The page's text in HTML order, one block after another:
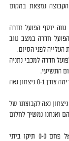
נמצאת במקום
יוסף הפועל חדרה
עדיין הפועל חדרה במצב טוב
לפני הסיום.
חדרה-מכבי נתניה 2-0 הפסד לפועל חדרה למכבי נתניה
התשיעי.
נערים ג מחוז שרון 2 הפועל בית אליעזר-מועדון ספורט קדימה צורן 0-1 ניצחון נאה
הפועל חדרה-מכבי תל אביב 0-2 איזה ניצחון נאה לקבוצתו של
ואנחנו נמשיך לחלום
ילדים א מחוז שומרון הפועל גבעת אולגה-מכבי אום אל פחם 0-0 תיקו ביתי